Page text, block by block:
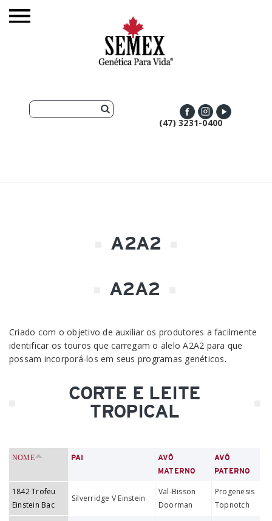
(47) 3231-0400
A2A2
A2A2
Criado com o objetivo de auxiliar os produtores a facilmente
identificar os touros que carregam o alelo A2A2 para que
possam incorporá-los em seus programas genéticos.
CORTE E LEITE
TROPICAL
NOME PAI
AVÔ
MATERNO
AVÔ
PATERNO
1842 Trofeu
Einstein Bac
Silverridge V Einstein
Val-Bisson
Doorman
Progenesis
Topnotch